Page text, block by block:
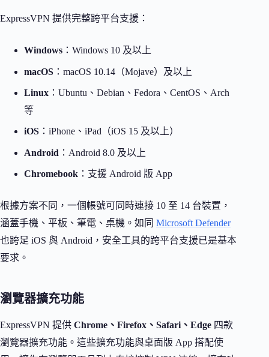
ExpressVPN 提供完整跨平台支援：
Windows ：Windows 10 及以上
macOS ：macOS 10.14（Mojave）及以上
Linux ：Ubuntu、Debian、Fedora、CentOS、Arch
等
iOS ：iPhone、iPad（iOS 15 及以上）
Android ：Android 8.0 及以上
Chromebook ：支援 Android 版 App
根據方案不同，一個帳號可同時連接 10 至 14 台裝置，
涵蓋手機、平板、筆電、桌機。如同 Microsoft Defender
也跨足 iOS 與 Android，安全工具的跨平台支援已是基本
要求。
瀏覽器擴充功能
ExpressVPN 提供 Chrome、Firefox、Safari、Edge 四款
瀏覽器擴充功能。這些擴充功能與桌面版 App 搭配使